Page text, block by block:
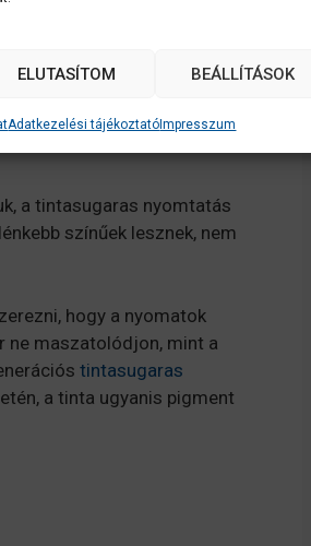
ELUTASÍTOM BEÁLLÍTÁSOK
Adatkezelési tájékoztató Impresszum
oldalt kell kinyomtatni, akkor
akkor igenis sokat nyom
a tintasugaras nyomtatás
színűek lesznek, nem
hogy a nyomatok
ne maszatolódjon, mint a
tintasugaras
a tinta ugyanis pigment